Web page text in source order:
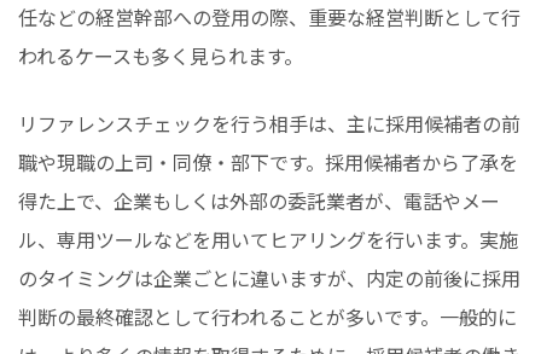
任などの経営幹部への登用の際、重要な経営判断として行
われるケースも多く見られます。
リファレンスチェックを行う相手は、主に採用候補者の前
職や現職の上司・同僚・部下です。採用候補者から了承を
得た上で、企業もしくは外部の委託業者が、電話やメー
ル、専用ツールなどを用いてヒアリングを行います。実施
のタイミングは企業ごとに違いますが、内定の前後に採用
判断の最終確認として行われることが多いです。一般的に